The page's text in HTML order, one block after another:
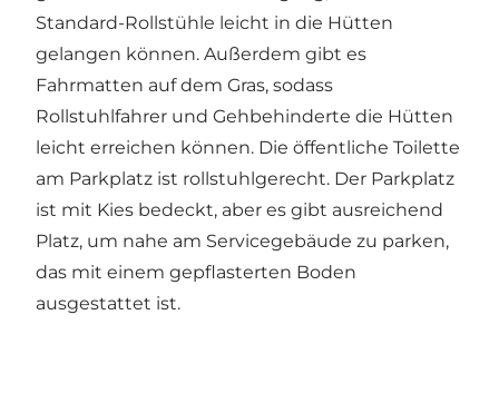
Standard-Rollstühle leicht in die Hütten
gelangen können. Außerdem gibt es
Fahrmatten auf dem Gras, sodass
Rollstuhlfahrer und Gehbehinderte die Hütten
leicht erreichen können. Die öffentliche Toilette
am Parkplatz ist rollstuhlgerecht. Der Parkplatz
ist mit Kies bedeckt, aber es gibt ausreichend
Platz, um nahe am Servicegebäude zu parken,
das mit einem gepflasterten Boden
ausgestattet ist.